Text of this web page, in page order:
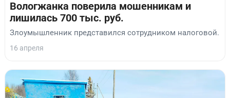
Вологжанка поверила мошенникам и
лишилась 700 тыс. руб.
Злоумышленник представился сотрудником налоговой.
16 апреля